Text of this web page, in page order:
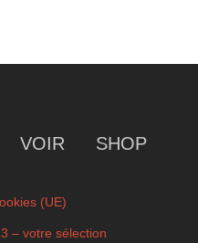
VOIR SHOP
(UE)
– votre sélection